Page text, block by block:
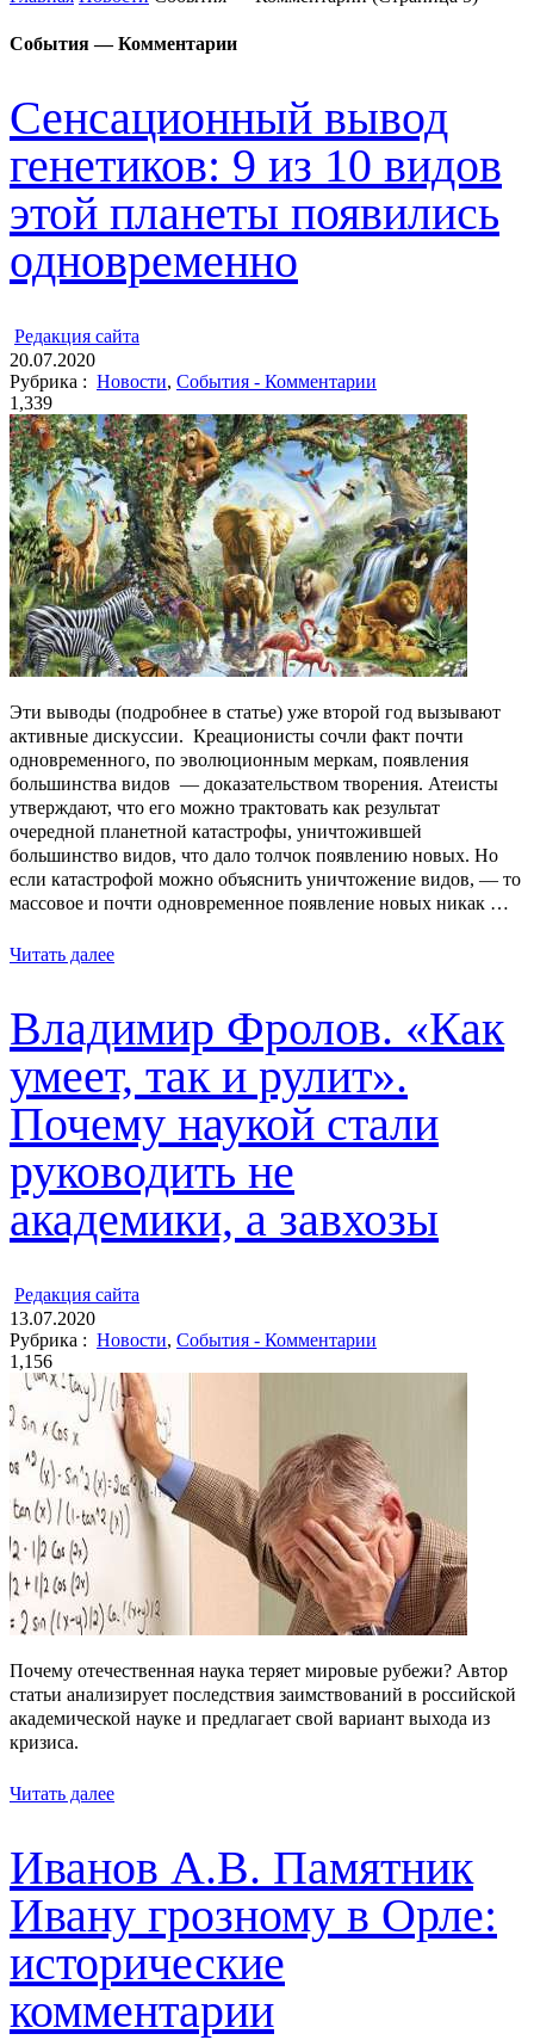
События — Комментарии
Сенсационный вывод
генетиков: 9 из 10 видов
этой планеты появились
одновременно
Редакция cайта
20.07.2020
Рубрика : Новости, События - Комментарии
1,339
Эти выводы (подробнее в статье) уже второй год вызывают
активные дискуссии. Креационисты сочли факт почти
одновременного, по эволюционным меркам, появления
большинства видов ― доказательством творения. Атеисты
утверждают, что его можно трактовать как результат
очередной планетной катастрофы, уничтожившей
большинство видов, что дало толчок появлению новых. Но
если катастрофой можно объяснить уничтожение видов, ― то
массовое и почти одновременное появление новых никак …
Читать далее
Владимир Фролов. «Как
умеет, так и рулит».
Почему наукой стали
руководить не
академики, а завхозы
Редакция cайта
13.07.2020
Рубрика : Новости, События - Комментарии
1,156
Почему отечественная наука теряет мировые рубежи? Автор
статьи анализирует последствия заимствований в российской
академической науке и предлагает свой вариант выхода из
кризиса.
Читать далее
Иванов А.В. Памятник
Ивану грозному в Орле:
исторические
комментарии